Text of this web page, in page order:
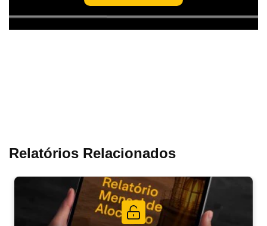
Relatórios Relacionados